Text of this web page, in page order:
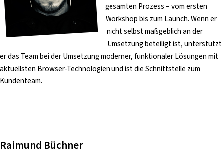
gesamten Prozess – vom ersten
Workshop bis zum Launch. Wenn er
nicht selbst maßgeblich an der
Umsetzung beteiligt ist, unterstützt
er das Team bei der Umsetzung moderner, funktionaler Lösungen mit
aktuellsten Browser-Technologien und ist die Schnittstelle zum
Kundenteam.
Raimund Büchner